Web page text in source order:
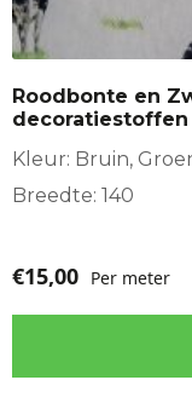
Roodbonte en
decoratiestoffen
Kleur: Bruin,
Breedte: 140
€15,00 Per meter